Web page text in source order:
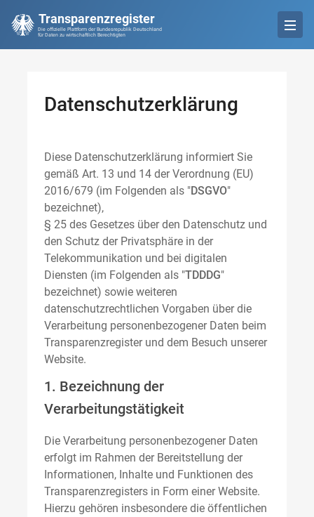
Transparenzregister
Die offizielle Plattform der Bundesrepublik Deutschland
für Daten zu wirtschaftlich Berechtigten
Datenschutzerklärung
Diese Datenschutzerklärung informiert Sie
gemäß Art. 13 und 14 der Verordnung (EU)
2016/679 (im Folgenden als "DSGVO"
bezeichnet),
§ 25 des Gesetzes über den Datenschutz und
den Schutz der Privatsphäre in der
Telekommunikation und bei digitalen
Diensten (im Folgenden als "TDDDG"
bezeichnet) sowie weiteren
datenschutzrechtlichen Vorgaben über die
Verarbeitung personenbezogener Daten beim
Transparenzregister und dem Besuch unserer
Website.
1. Bezeichnung der
Verarbeitungstätigkeit
Die Verarbeitung personenbezogener Daten
erfolgt im Rahmen der Bereitstellung der
Informationen, Inhalte und Funktionen des
Transparenzregisters in Form einer Website.
Hierzu gehören insbesondere die öffentlichen